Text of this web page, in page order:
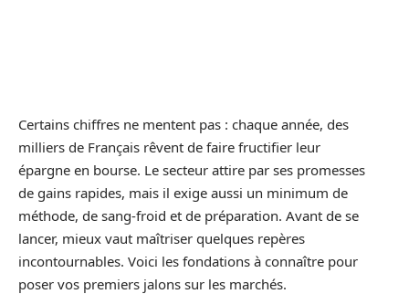
Certains chiffres ne mentent pas : chaque année, des
milliers de Français rêvent de faire fructifier leur
épargne en bourse. Le secteur attire par ses promesses
de gains rapides, mais il exige aussi un minimum de
méthode, de sang-froid et de préparation. Avant de se
lancer, mieux vaut maîtriser quelques repères
incontournables. Voici les fondations à connaître pour
poser vos premiers jalons sur les marchés.